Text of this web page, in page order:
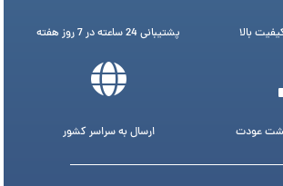
بالا پشتیبانی 24 ساعته در 7 روز هفته
عودت ارسال به سراسر کشور